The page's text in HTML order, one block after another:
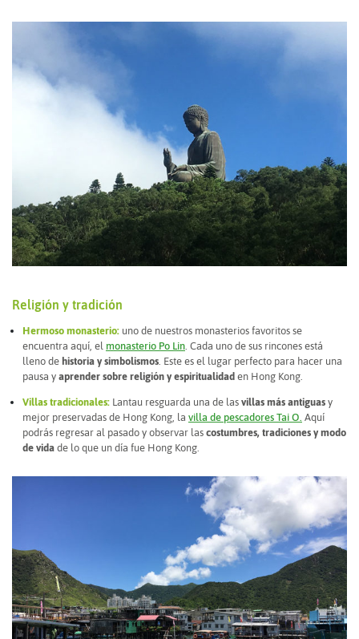
Religión y tradición
Hermoso monasterio: uno de nuestros monasterios favoritos se
encuentra aquí, el monasterio Po Lin . Cada uno de sus rincones está
lleno de historia y simbolismos . Este es el lugar perfecto para hacer una
pausa y aprender sobre religión y espiritualidad en Hong Kong.
Villas tradicionales: Lantau resguarda una de las villas más antiguas y
mejor preservadas de Hong Kong, la villa de pescadores Tai O. Aquí
podrás regresar al pasado y observar las costumbres, tradiciones y modo
de vida de lo que un día fue Hong Kong.